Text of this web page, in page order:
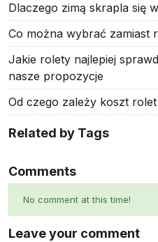
Dlaczego zimą skrapla się
Co można wybrać zamiast
Jakie rolety najlepiej
nasze propozycje
Od czego zależy koszt
Related by Tags
Comments
No comment at this time!
Leave your comment